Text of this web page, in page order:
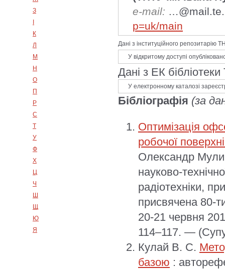
З
К
Л
М
Н
О
П
Р
С
Т
У
Ф
Х
Ц
Ч
Ш
Щ
Ю
Я
e-mail:
p=uk/main
Дані з інституційного репозитарію
У відкритому доступі
Дані з ЕК
У електронному каталозі
Бібліографія (за
Оптимізація
робочої
Олександр
науково-
радіотехніки,
присвячена 80-
20-21 червня
114–117. —
Кулай В. С.
базою :